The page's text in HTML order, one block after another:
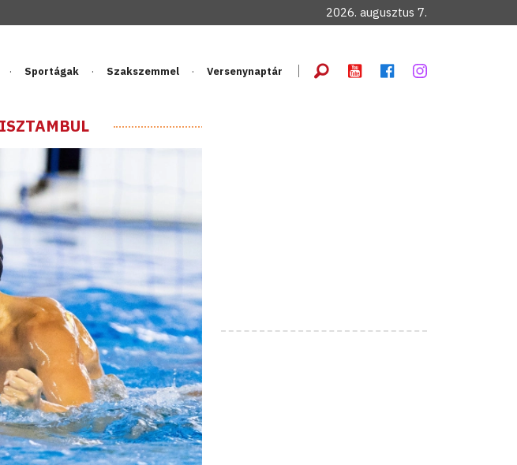
2026. augusztus 7.
Sportágak Szakszemmel Versenynaptár